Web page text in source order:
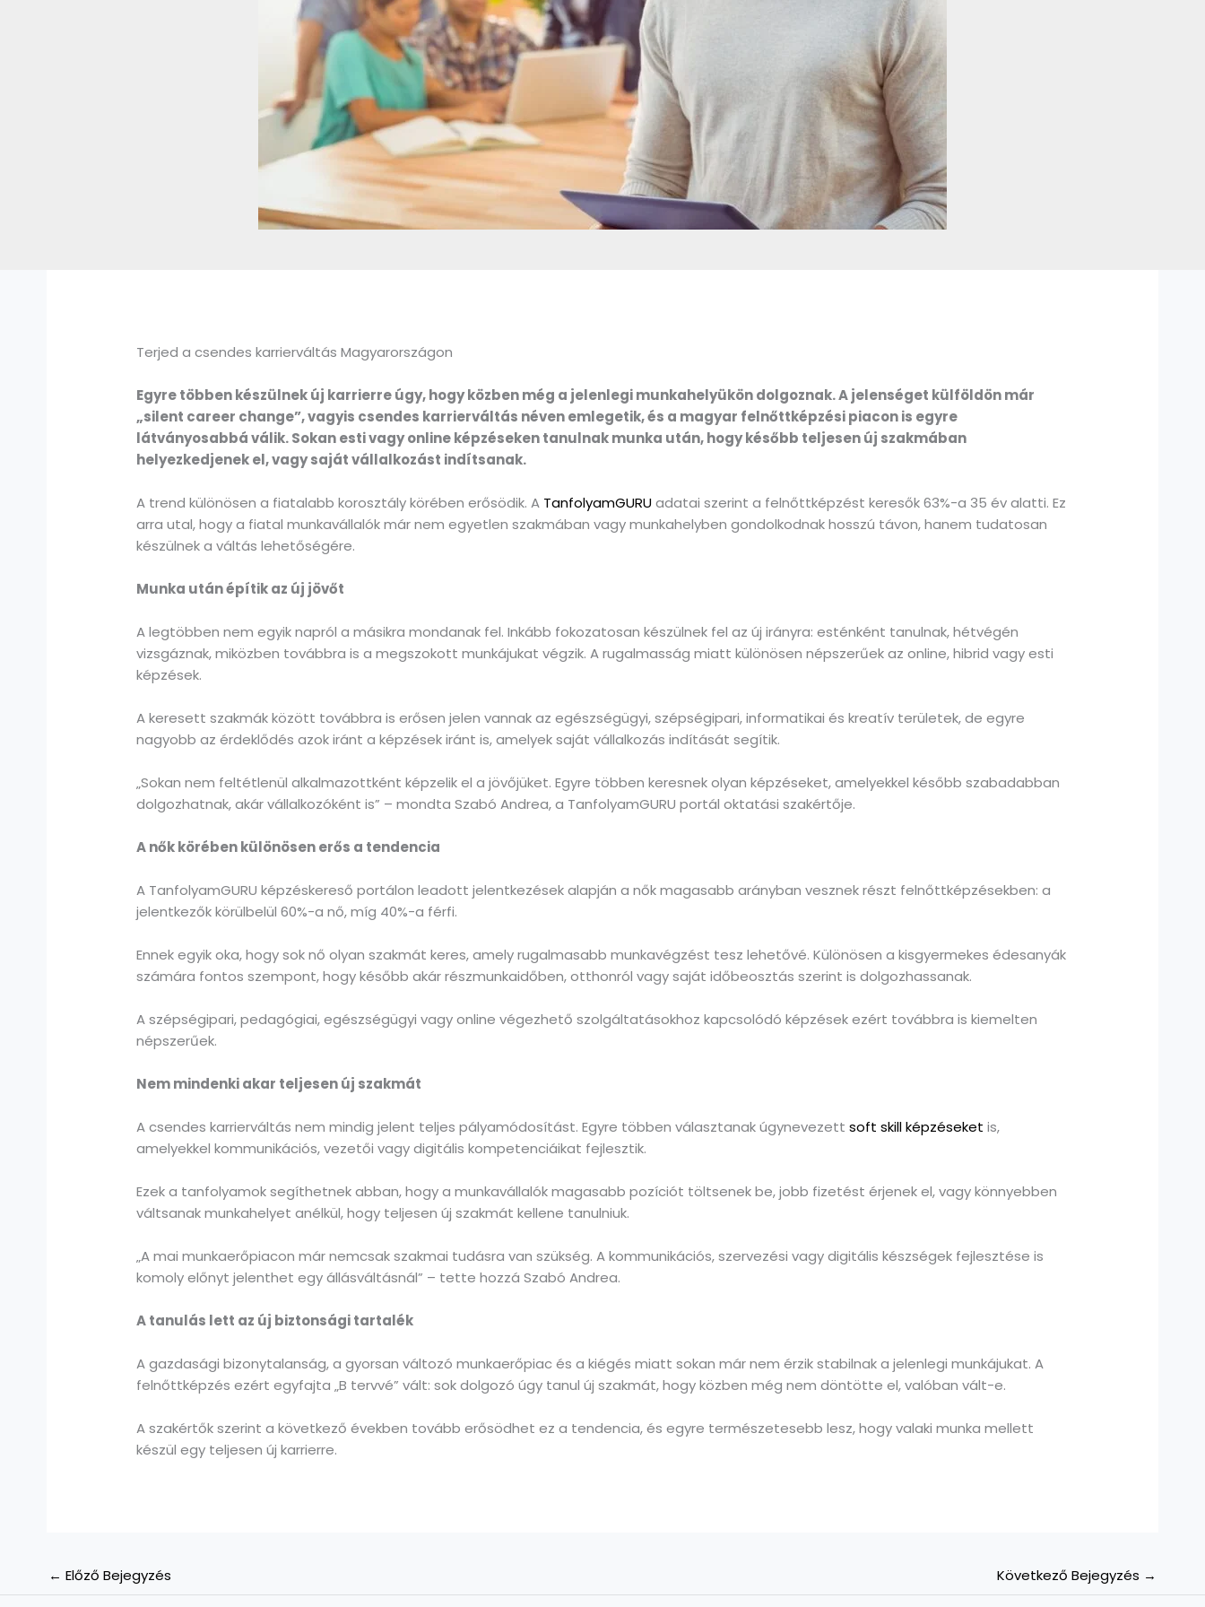
Terjed a csendes karrierváltás Magyarországon
Egyre többen készülnek új karrierre úgy, hogy közben még a jelenlegi munkahelyükön dolgoznak. A jelenséget külföldön már
„silent career change”, vagyis csendes karrierváltás néven emlegetik, és a magyar felnőttképzési piacon is egyre
látványosabbá válik. Sokan esti vagy online képzéseken tanulnak munka után, hogy később teljesen új szakmában
helyezkedjenek el, vagy saját vállalkozást indítsanak.
A trend különösen a fiatalabb korosztály körében erősödik. A TanfolyamGURUadatai szerint a felnőttképzést keresők 63%-a 35 év alatti. Ez
arra utal, hogy a fiatal munkavállalók már nem egyetlen szakmában vagy munkahelyben gondolkodnak hosszú távon, hanem tudatosan
készülnek a váltás lehetőségére.
Munka után építik az új jövőt
A legtöbben nem egyik napról a másikra mondanak fel. Inkább fokozatosan készülnek fel az új irányra: esténként tanulnak, hétvégén
vizsgáznak, miközben továbbra is a megszokott munkájukat végzik. A rugalmasság miatt különösen népszerűek az online, hibrid vagy esti
képzések.
A keresett szakmák között továbbra is erősen jelen vannak az egészségügyi, szépségipari, informatikai és kreatív területek, de egyre
nagyobb az érdeklődés azok iránt a képzések iránt is, amelyek saját vállalkozás indítását segítik.
„Sokan nem feltétlenül alkalmazottként képzelik el a jövőjüket. Egyre többen keresnek olyan képzéseket, amelyekkel később szabadabban
dolgozhatnak, akár vállalkozóként is” – mondta Szabó Andrea, a TanfolyamGURU portál oktatási szakértője.
A nők körében különösen erős a tendencia
A TanfolyamGURU képzéskereső portálon leadott jelentkezések alapján a nők magasabb arányban vesznek részt felnőttképzésekben: a
jelentkezők körülbelül 60%-a nő, míg 40%-a férfi.
Ennek egyik oka, hogy sok nő olyan szakmát keres, amely rugalmasabb munkavégzést tesz lehetővé. Különösen a kisgyermekes édesanyák
számára fontos szempont, hogy később akár részmunkaidőben, otthonról vagy saját időbeosztás szerint is dolgozhassanak.
A szépségipari, pedagógiai, egészségügyi vagy online végezhető szolgáltatásokhoz kapcsolódó képzések ezért továbbra is kiemelten
népszerűek.
Nem mindenki akar teljesen új szakmát
A csendes karrierváltás nem mindig jelent teljes pályamódosítást. Egyre többen választanak úgynevezettsoft skill képzéseket is,
amelyekkel kommunikációs, vezetői vagy digitális kompetenciáikat fejlesztik.
Ezek a tanfolyamok segíthetnek abban, hogy a munkavállalók magasabb pozíciót töltsenek be, jobb fizetést érjenek el, vagy könnyebben
váltsanak munkahelyet anélkül, hogy teljesen új szakmát kellene tanulniuk.
„A mai munkaerőpiacon már nemcsak szakmai tudásra van szükség. A kommunikációs, szervezési vagy digitális készségek fejlesztése is
komoly előnyt jelenthet egy állásváltásnál” – tette hozzá Szabó Andrea.
A tanulás lett az új biztonsági tartalék
A gazdasági bizonytalanság, a gyorsan változó munkaerőpiac és a kiégés miatt sokan már nem érzik stabilnak a jelenlegi munkájukat. A
felnőttképzés ezért egyfajta „B tervvé” vált: sok dolgozó úgy tanul új szakmát, hogy közben még nem döntötte el, valóban vált-e.
A szakértők szerint a következő években tovább erősödhet ez a tendencia, és egyre természetesebb lesz, hogy valaki munka mellett
készül egy teljesen új karrierre.
← Előző Bejegyzés Következő Bejegyzés →